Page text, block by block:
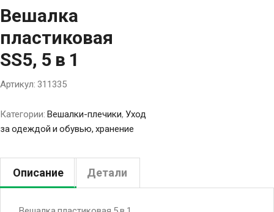
Вешалка
пластиковая
SS5, 5 в 1
Артикул: 311335
Категории: Вешалки-плечики, Уход
за одеждой и обувью, хранение
Описание Детали